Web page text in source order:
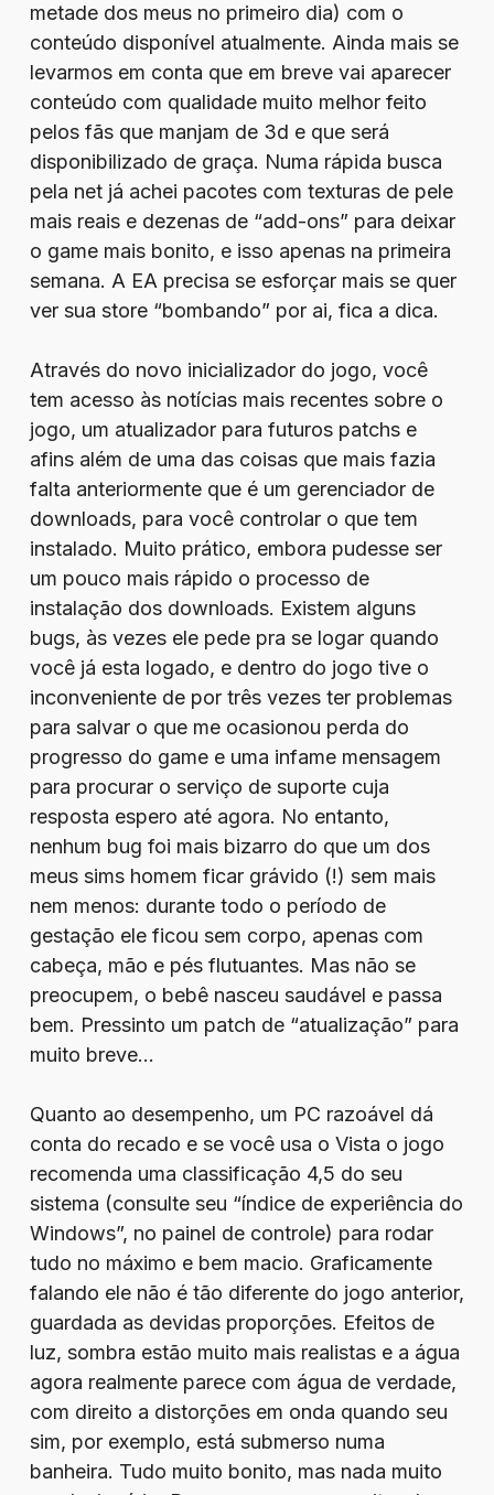
metade dos meus no primeiro dia) com o
conteúdo disponível atualmente. Ainda mais se
levarmos em conta que em breve vai aparecer
conteúdo com qualidade muito melhor feito
pelos fãs que manjam de 3d e que será
disponibilizado de graça. Numa rápida busca
pela net já achei pacotes com texturas de pele
mais reais e dezenas de “add-ons” para deixar
o game mais bonito, e isso apenas na primeira
semana. A EA precisa se esforçar mais se quer
ver sua store “bombando” por ai, fica a dica.
Através do novo inicializador do jogo, você
tem acesso às notícias mais recentes sobre o
jogo, um atualizador para futuros patchs e
afins além de uma das coisas que mais fazia
falta anteriormente que é um gerenciador de
downloads, para você controlar o que tem
instalado. Muito prático, embora pudesse ser
um pouco mais rápido o processo de
instalação dos downloads. Existem alguns
bugs, às vezes ele pede pra se logar quando
você já esta logado, e dentro do jogo tive o
inconveniente de por três vezes ter problemas
para salvar o que me ocasionou perda do
progresso do game e uma infame mensagem
para procurar o serviço de suporte cuja
resposta espero até agora. No entanto,
nenhum bug foi mais bizarro do que um dos
meus sims homem ficar grávido (!) sem mais
nem menos: durante todo o período de
gestação ele ficou sem corpo, apenas com
cabeça, mão e pés flutuantes. Mas não se
preocupem, o bebê nasceu saudável e passa
bem. Pressinto um patch de “atualização” para
muito breve…
Quanto ao desempenho, um PC razoável dá
conta do recado e se você usa o Vista o jogo
recomenda uma classificação 4,5 do seu
sistema (consulte seu “índice de experiência do
Windows”, no painel de controle) para rodar
tudo no máximo e bem macio. Graficamente
falando ele não é tão diferente do jogo anterior,
guardada as devidas proporções. Efeitos de
luz, sombra estão muito mais realistas e a água
agora realmente parece com água de verdade,
com direito a distorções em onda quando seu
sim, por exemplo, está submerso numa
banheira. Tudo muito bonito, mas nada muito